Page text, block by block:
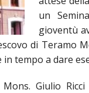
BENI CULTURALI
BIBLIOTECA
TECNICO)
UFFICIO TECNICO E
COMPITI E
un
gioventù
di Teramo
tempo a dare
Giulio